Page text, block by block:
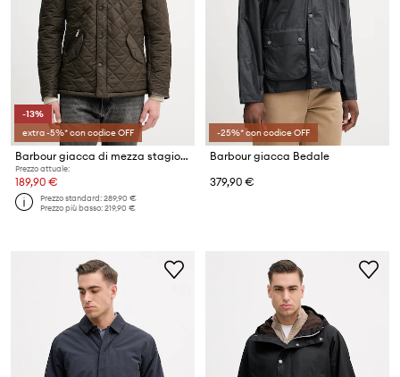
-13%
extra -5%* con codice OFF
Barbour giacca di mezza stagione da uomo Powell
Prezzo attuale:
189,90 €
Prezzo standard:289,90 €
Prezzo più basso:219,90 €
-25%* con codice OFF
Barbour giacca Bedale
379,90 €